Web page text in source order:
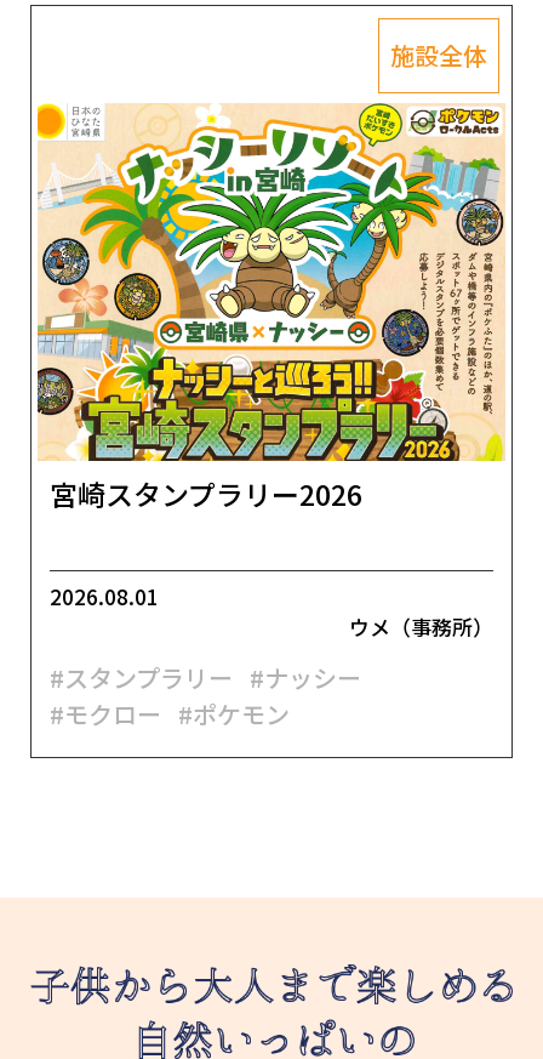
施設全体
宮崎スタンプラリー2026
2026.08.01
ウメ（事務所）
#スタンプラリー #ナッシー
#モクロー #ポケモン